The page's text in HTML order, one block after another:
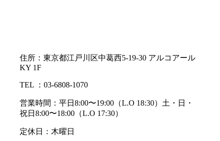
住所：東京都江戸川区中葛西5-19-30 アルコアール
KY 1F
TEL ：03-6808-1070
営業時間：平日8:00〜19:00（L.O 18:30）土・日・
祝日8:00〜18:00（L.O 17:30）
定休日：木曜日